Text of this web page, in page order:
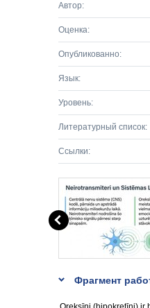
Автор:
Оценка:
Опубликованно:
Язык:
Уровень:
Литературный список:
Ссылки:
Фрагмент